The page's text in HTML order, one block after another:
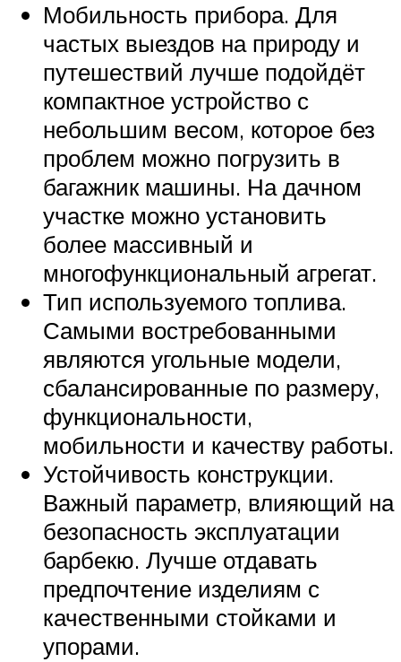
Мобильность прибора. Для
частых выездов на природу и
путешествий лучше подойдёт
компактное устройство с
небольшим весом, которое без
проблем можно погрузить в
багажник машины. На дачном
участке можно установить
более массивный и
многофункциональный агрегат.
Тип используемого топлива.
Самыми востребованными
являются угольные модели,
сбалансированные по размеру,
функциональности,
мобильности и качеству работы.
Устойчивость конструкции.
Важный параметр, влияющий на
безопасность эксплуатации
барбекю. Лучше отдавать
предпочтение изделиям с
качественными стойками и
упорами.